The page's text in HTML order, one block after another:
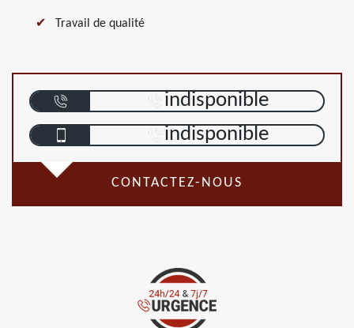
Travail de qualité
indisponible
indisponible
CONTACTEZ-NOUS